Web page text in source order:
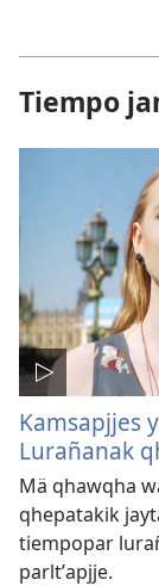
Tiempo
Kamsapjjes
Lurañanak
Mä qhawqha
qhepatakik
tiempopar
parltʼapjje.